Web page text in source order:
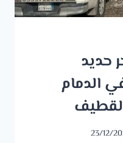
حديد
الدمام
23/12/